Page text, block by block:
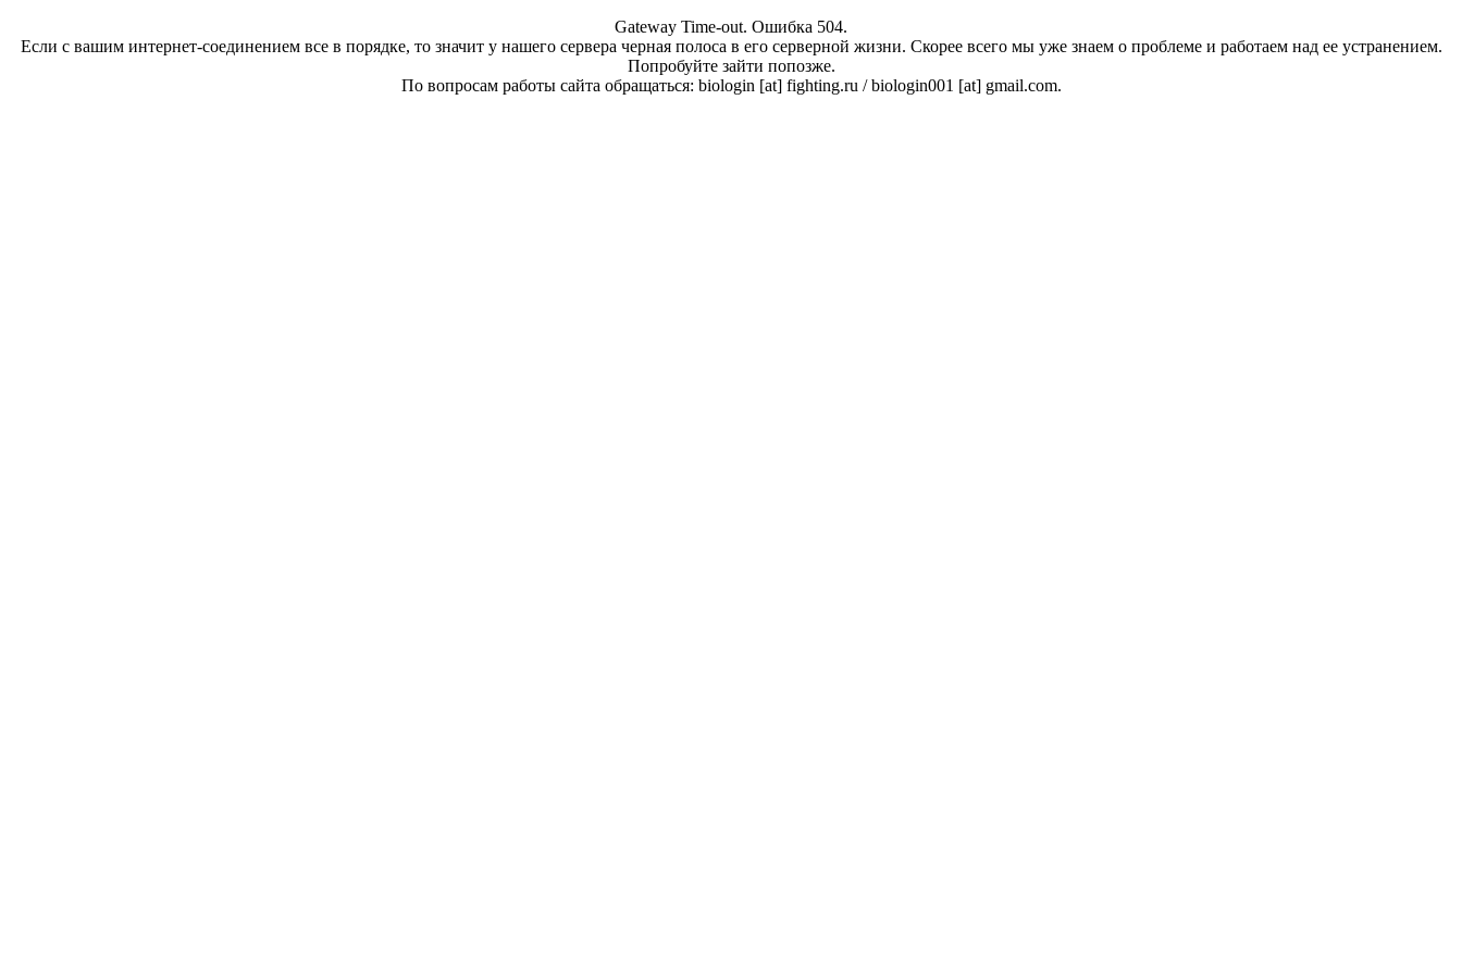
Gateway Time-out. Ошибка 504.
Если с вашим интернет-соединением все в порядке, то значит у нашего сервера черная полоса в его серверной жизни. Скорее всего мы уже знаем о проблеме и работаем над ее устранением.
Попробуйте зайти попозже.
По вопросам работы сайта обращаться: biologin [at] fighting.ru / biologin001 [at] gmail.com.